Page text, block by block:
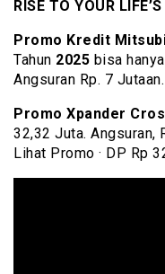
RISE TO YOUR
Promo Kredit
Tahun 2025 bisa
Angsuran Rp. 7 Jutaan.
Promo Xpander
32,32 Juta. Angsuran,
Lihat Promo · DP Rp